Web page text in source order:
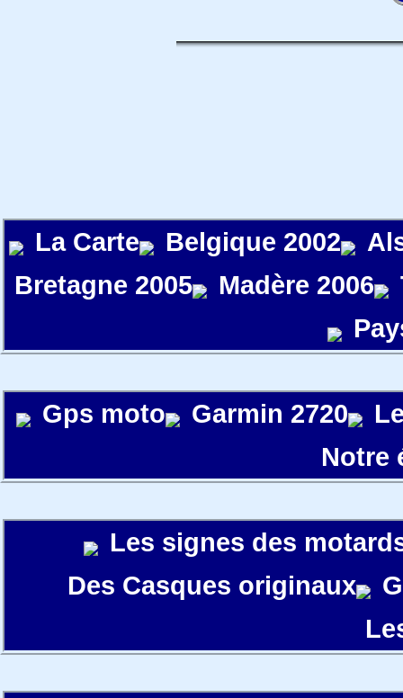
La Carte Belgique 2002
Bretagne 2005
Madère 2006
Gps moto Garmin 2720
Notre
Les signes des
Des Casques originaux